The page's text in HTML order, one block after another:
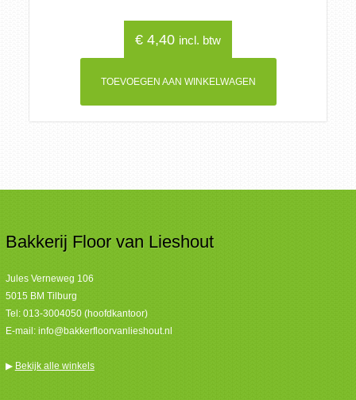
€ 4,40 incl. btw
TOEVOEGEN AAN WINKELWAGEN
Bakkerij Floor van Lieshout
Jules Verneweg 106
5015 BM Tilburg
Tel: 013-3004050 (hoofdkantoor)
E-mail: info@bakkerfloorvanlieshout.nl
▶ Bekijk alle winkels